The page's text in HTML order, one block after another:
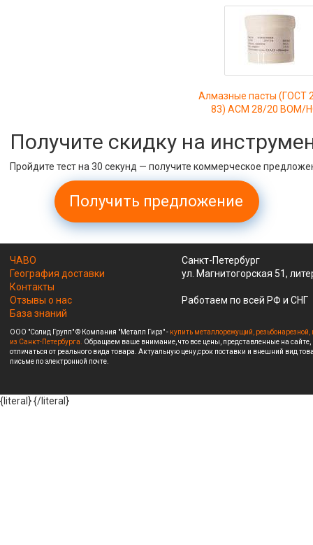
Алмазные пасты (ГОСТ
83) АСМ 28/20 ВОМ/
Получите скидку на
Пройдите тест на 30 секунд — получите коммерческое
Получить предложение
ЧАВО
География доставки
Контакты
Отзывы о нас
База знаний
Санкт-Петербург
ул. Магнитогорская 51,
Работаем по всей РФ и СНГ
ООО "Солид Групп" © Компания "Металл Гирз" - купить металлорежущий,
из Санкт-Петербурга. Обращаем ваше внимание, что все цены, представленные на
отличаться от реального вида товара. Актуальную цену,срок поставки и внешний вид
письме по электронной почте.
{literal}{/literal}